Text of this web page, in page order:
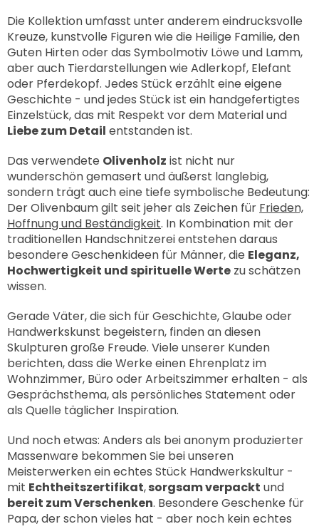
Die Kollektion umfasst unter anderem eindrucksvolle
Kreuze, kunstvolle Figuren wie die Heilige Familie, den
Guten Hirtenoder das Symbolmotiv Löwe und Lamm,
aber auch Tierdarstellungen wie Adlerkopf, Elefant
oder Pferdekopf. Jedes Stück erzählt eine eigene
Geschichte - und jedes Stück ist ein handgefertigtes
Einzelstück, das mit Respekt vor dem Material und
Liebe zum Detail entstanden ist.
Das verwendete Olivenholz ist nicht nur
wunderschön gemasert und äußerst langlebig,
sondern trägt auch eine tiefe symbolische Bedeutung:
Der Olivenbaum gilt seit jeher als Zeichen für Frieden,
Hoffnung und Beständigkeit. In Kombination mit der
traditionellen Handschnitzerei entstehen daraus
besondere Geschenkideen für Männer, die Eleganz,
Hochwertigkeit und spirituelle Werte zu schätzen
wissen.
Gerade Väter, die sich für Geschichte, Glaube oder
Handwerkskunst begeistern, finden an diesen
Skulpturen große Freude. Viele unserer Kunden
berichten, dass die Werke einen Ehrenplatz im
Wohnzimmer, Büro oder Arbeitszimmer erhalten - als
Gesprächsthema, als persönliches Statement oder
als Quelle täglicher Inspiration.
Und noch etwas: Anders als bei anonym produzierter
Massenware bekommen Sie bei unseren
Meisterwerken ein echtes Stück Handwerkskultur -
mit Echtheitszertifikat,sorgsam verpackt und
bereit zum Verschenken. Besondere Geschenke für
Papa, der schon vieles hat - aber noch kein echtes